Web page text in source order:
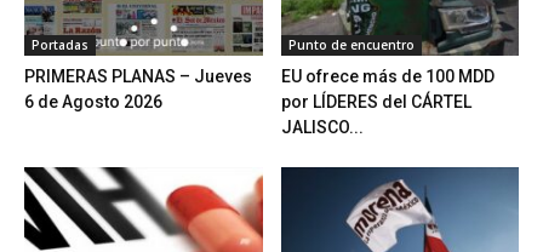
Portadas
PRIMERAS PLANAS – Jueves
6 de Agosto 2026
Punto de encuentro
EU ofrece más de 100 MDD
por LÍDERES del CÁRTEL
JALISCO...